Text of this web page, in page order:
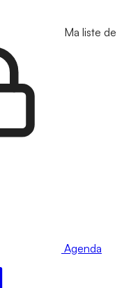
Ma liste de
Agenda